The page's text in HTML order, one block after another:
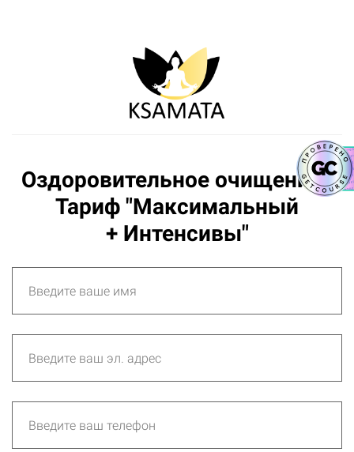
Оздоровительное очищение.
Тариф "Максимальный
+ Интенсивы"